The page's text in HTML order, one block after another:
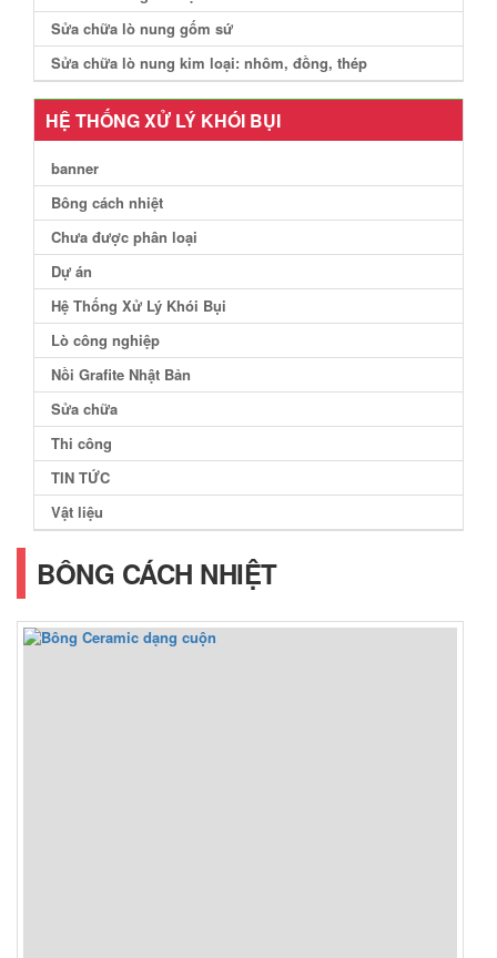
Sửa chữa lò nung gốm sứ
Sửa chữa lò nung kim loại: nhôm, đồng, thép
HỆ THỐNG XỬ LÝ KHÓI BỤI
banner
Bông cách nhiệt
Chưa được phân loại
Dự án
Hệ Thống Xử Lý Khói Bụi
Lò công nghiệp
Nồi Grafite Nhật Bản
Sửa chữa
Thi công
TIN TỨC
Vật liệu
BÔNG CÁCH NHIỆT